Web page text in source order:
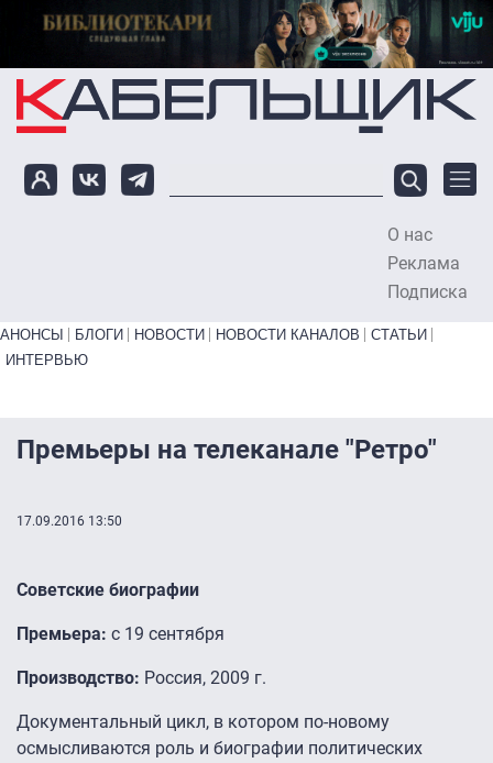
Перейти к основному содержанию
О нас
Реклама
Подписка
Primary links bottom
АНОНСЫ БЛОГИ НОВОСТИ НОВОСТИ КАНАЛОВ
СТАТЬИ
ИНТЕРВЬЮ
Премьеры на телеканале "Ретро"
17.09.2016 13:50
Советские биографии
Премьера: с 19 сентября
Производство: Россия, 2009 г.
Документальный цикл, в котором по-новому
осмысливаются роль и биографии политических